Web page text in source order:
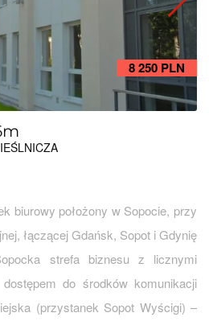
8 250 PLN
biurowy położony w Sopocie, przy
łączącej Gdańsk, Sopot i Gdynię
strefa biznesu z licznymi
do środków komunikacji
(przystanek Sopot Wyścigi) –